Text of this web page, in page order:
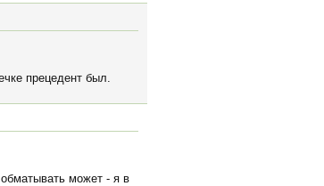
прецедент был.
может - я в